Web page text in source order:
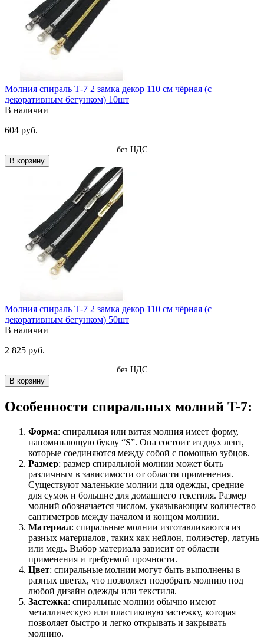
Молния спираль Т-7 2 замка декор 110 см чёрная (с
декоративным бегунком) 10шт
В наличии
604 руб.
без НДС
В корзину
Молния спираль Т-7 2 замка декор 110 см чёрная (с
декоративным бегунком) 50шт
В наличии
2 825 руб.
без НДС
В корзину
Особенности спиральных молний T-7:
Форма: спиральная или витая молния имеет форму,
напоминающую букву “S”. Она состоит из двух лент,
которые соединяются между собой с помощью зубцов.
Размер: размер спиральной молнии может быть
различным в зависимости от области применения.
Существуют маленькие молнии для одежды, средние
для сумок и большие для домашнего текстиля. Размер
молний обозначается числом, указывающим количество
сантиметров между началом и концом молнии.
Материал: спиральные молнии изготавливаются из
разных материалов, таких как нейлон, полиэстер, латунь
или медь. Выбор материала зависит от области
применения и требуемой прочности.
Цвет: спиральные молнии могут быть выполнены в
разных цветах, что позволяет подобрать молнию под
любой дизайн одежды или текстиля.
Застежка: спиральные молнии обычно имеют
металлическую или пластиковую застежку, которая
позволяет быстро и легко открывать и закрывать
молнию.